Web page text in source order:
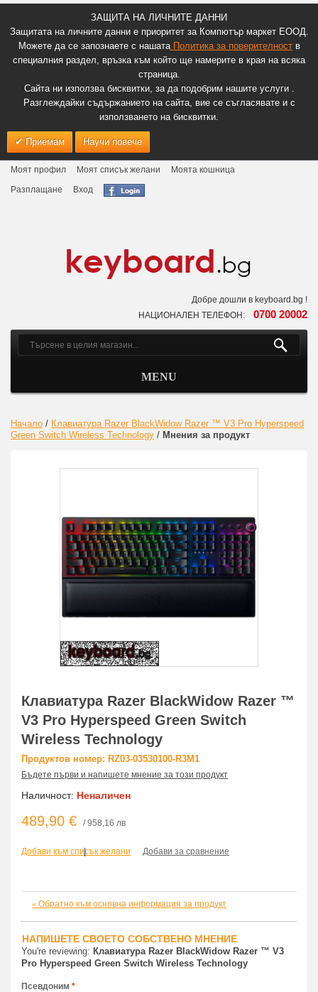
ЗАЩИТА НА ЛИЧНИТЕ ДАННИ
Защитата на личните данни е приоритет за Компютър маркет ЕООД.
Можете да се запознаете с нашатаПолитика за поверителноств
специалния раздел, връзка към който ще намерите в края на всяка
страница.
Сайта ни използва бисквитки, за да подобрим нашите услуги .
Разглеждайки съдържанието на сайта, вие се съгласявате и с
използването на бисквитки.
Приемам Научи повече
Моят профил Моят списък желани
Моята кошница
Разплащане
Вход
Добре дошли в keyboard.bg !
НАЦИОНАЛЕН ТЕЛЕФОН: 0700 20002
MENU
Начало / Клавиатура Razer BlackWidow Razer ™ V3 Pro Hyperspeed
Green Switch Wireless Technology / Мнения за продукт
Клавиатура Razer BlackWidow Razer ™
V3 Pro Hyperspeed Green Switch
Wireless Technology
Продуктов номер: RZ03-03530100-R3M1
Бъдете първи и напишете мнение за този продукт
Наличност: Неналичен
489,90 € / 958,16 лв
Добави към списък желани
| Добави за сравнение
« Обратно към основна информация за продукт
НАПИШЕТЕ СВОЕТО СОБСТВЕНО МНЕНИЕ
You're reviewing: Клавиатура Razer BlackWidow Razer ™ V3
Pro Hyperspeed Green Switch Wireless Technology
*
Псевдоним